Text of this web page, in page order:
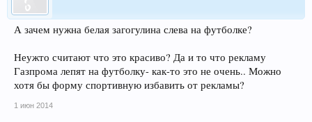
А зачем нужна белая загогулина слева на футболке?
Неужто считают что это красиво? Да и то что рекламу
Газпрома лепят на футболку- как-то это не очень.. Можно
хотя бы форму спортивную избавить от рекламы?
1 июн 2014